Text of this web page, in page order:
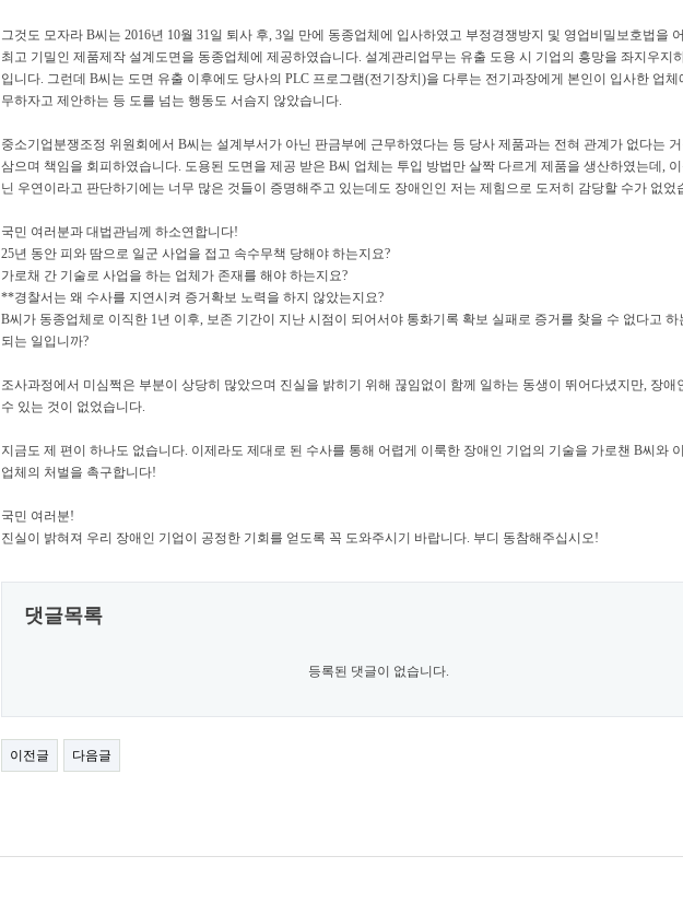
그것도 모자라 B씨는 2016년 10월 31일 퇴사 후, 3일 만에 동종업체에 입사하였고 부정경쟁방지 및 영업비밀보호법을
최고 기밀인 제품제작 설계도면을 동종업체에 제공하였습니다. 설계관리업무는 유출 도용 시 기업의 흥망을 좌지우지
입니다. 그런데 B씨는 도면 유출 이후에도 당사의 PLC 프로그램(전기장치)을 다루는 전기과장에게 본인이 입사한 업체
무하자고 제안하는 등 도를 넘는 행동도 서슴지 않았습니다.
중소기업분쟁조정 위원회에서 B씨는 설계부서가 아닌 판금부에 근무하였다는 등 당사 제품과는 전혀 관계가 없다는
삼으며 책임을 회피하였습니다. 도용된 도면을 제공 받은 B씨 업체는 투입 방법만 살짝 다르게 제품을 생산하였는데,
닌 우연이라고 판단하기에는 너무 많은 것들이 증명해주고 있는데도 장애인인 저는 제힘으로 도저히 감당할 수가 없었
국민 여러분과 대법관님께 하소연합니다!
25년 동안 피와 땀으로 일군 사업을 접고 속수무책 당해야 하는지요?
가로채 간 기술로 사업을 하는 업체가 존재를 해야 하는지요?
**경찰서는 왜 수사를 지연시켜 증거확보 노력을 하지 않았는지요?
B씨가 동종업체로 이직한 1년 이후, 보존 기간이 지난 시점이 되어서야 통화기록 확보 실패로 증거를 찾을 수 없다고 하
되는 일입니까?
조사과정에서 미심쩍은 부분이 상당히 많았으며 진실을 밝히기 위해 끊임없이 함께 일하는 동생이 뛰어다녔지만, 장애
수 있는 것이 없었습니다.
지금도 제 편이 하나도 없습니다. 이제라도 제대로 된 수사를 통해 어렵게 이룩한 장애인 기업의 기술을 가로챈 B씨와
업체의 처벌을 촉구합니다!
국민 여러분!
진실이 밝혀져 우리 장애인 기업이 공정한 기회를 얻도록 꼭 도와주시기 바랍니다. 부디 동참해주십시오!
댓글목록
등록된 댓글이 없습니다.
이전글 다음글